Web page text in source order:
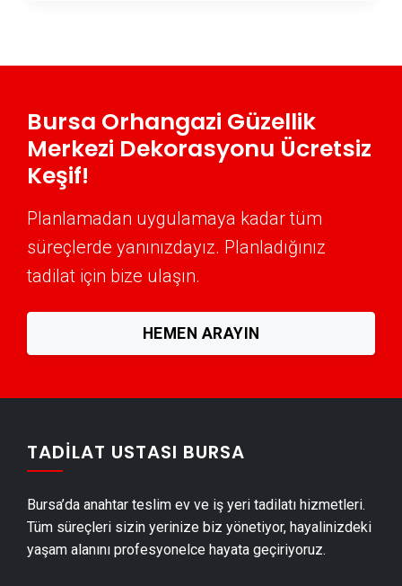
Orhangazi Ahşap Ev Yapımı
Orhangazi Mantolama Ustası
Orhangazi Şömine Yapımı
Orhangazi Mermer & Doğal Taş
Orhangazi Alçıpan Ustası
Orhangazi Şap Ustası
Orhangazi Alçı & Sıva Ustası
Orhangazi Kepenk & Panjur Montajı
Orhangazi Tente Montajı
Orhangazi Demir Doğrama Ustası
Orhangazi Dış Cephe Kaplama Ustası
Orhangazi Havuz Yapımı
Orhangazi Cam Montajı
Bursa Orhangazi Güzellik
Merkezi Dekorasyonu Ücretsiz
Keşif!
Planlamadan uygulamaya kadar tüm
süreçlerde yanınızdayız. Planladığınız
tadilat için bize ulaşın.
HEMEN ARAYIN
TADILAT USTASI BURSA
Bursa’da anahtar teslim ev ve iş yeri tadilatı hizmetleri.
Tüm süreçleri sizin yerinize biz yönetiyor, hayalinizdeki
yaşam alanını profesyonelce hayata geçiriyoruz.